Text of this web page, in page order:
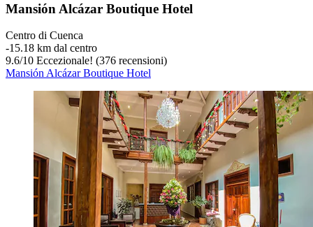
Mansión Alcázar Boutique Hotel
Centro di Cuenca
‐15.18 km dal centro
9.6/10 Eccezionale! (376 recensioni)
Mansión Alcázar Boutique Hotel